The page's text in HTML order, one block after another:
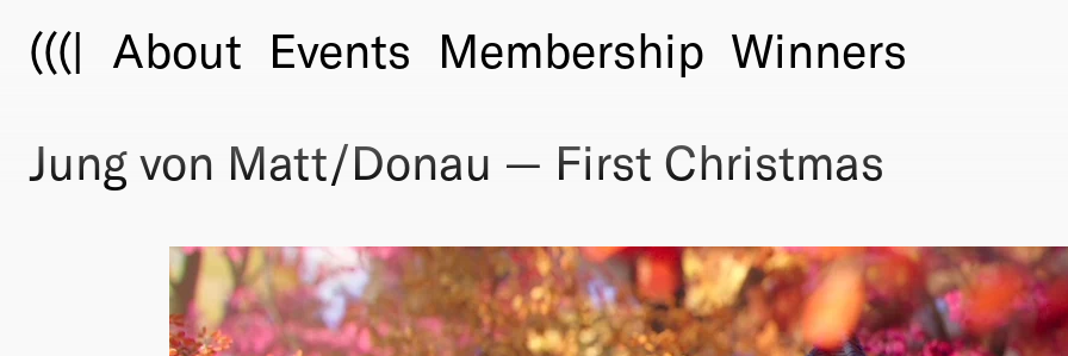
(((| About Events Membership Winners
Jung von Matt/Donau — First Christmas